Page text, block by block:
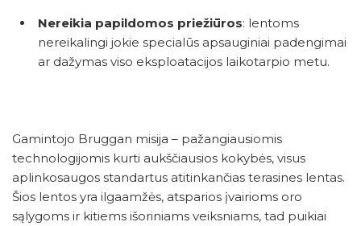
Nereikia papildomos priežiūros: lentoms
nereikalingi jokie specialūs apsauginiai padengimai
ar dažymas viso eksploatacijos laikotarpio metu.
Gamintojo Bruggan misija – pažangiausiomis
technologijomis kurti aukščiausios kokybės, visus
aplinkosaugos standartus atitinkančias terasines lentas.
Šios lentos yra ilgaamžės, atsparios įvairioms oro
sąlygoms ir kitiems išoriniams veiksniams, tad puikiai